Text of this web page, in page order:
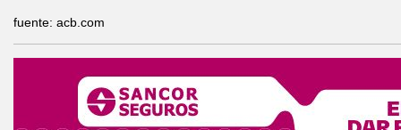
fuente: acb.com